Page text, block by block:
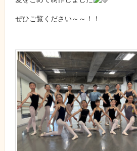
ぜひご覧ください～～！！